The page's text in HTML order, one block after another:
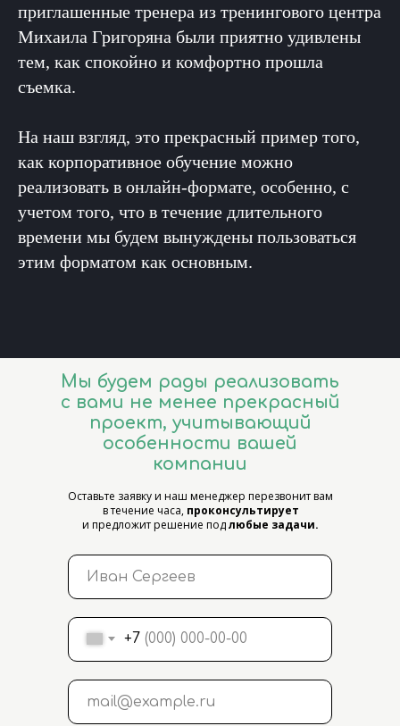
приглашенные тренера из тренингового центра
Михаила Григоряна были приятно удивлены
тем, как спокойно и комфортно прошла
съемка.
На наш взгляд, это прекрасный пример того,
как корпоративное обучение можно
реализовать в онлайн-формате, особенно, с
учетом того, что в течение длительного
времени мы будем вынуждены пользоваться
этим форматом как основным.
+7
Мы будем рады реализовать
с вами не менее прекрасный
проект, учитывающий
особенности вашей
компании
Оставьте заявку и наш менеджер перезвонит вам
в течение часа, проконсультирует
и предложит решение подлюбые задачи.